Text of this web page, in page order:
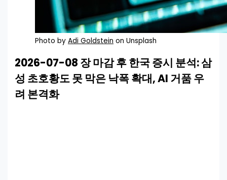
Photo byAdi Goldstein on Unsplash
2026-07-08 장 마감 후 한국 증시 분석: 삼
성 초호황도 못 막은 낙폭 확대, AI 거품 우
려 본격화